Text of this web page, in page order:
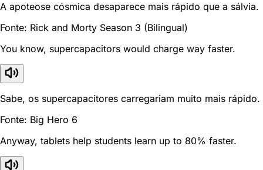
A apoteose cósmica desaparece mais rápido que a sálvia.
Fonte: Rick and Morty Season 3 (Bilingual)
You know, supercapacitors would charge way faster.
Sabe, os supercapacitores carregariam muito mais rápido.
Fonte: Big Hero 6
Anyway, tablets help students learn up to 80% faster.